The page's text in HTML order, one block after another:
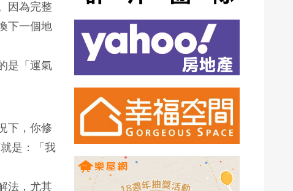
因為完整
下一個地
是「運氣
下，你修
是：「我
法，尤其